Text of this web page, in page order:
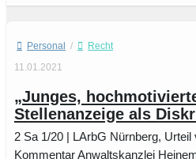
Personal /
Recht
11.01.2021
„Junges,
Stellenanzeige als
2 Sa 1/20 | LArbG Nürnberg, Urteil
Kommentar Anwaltskanzlei